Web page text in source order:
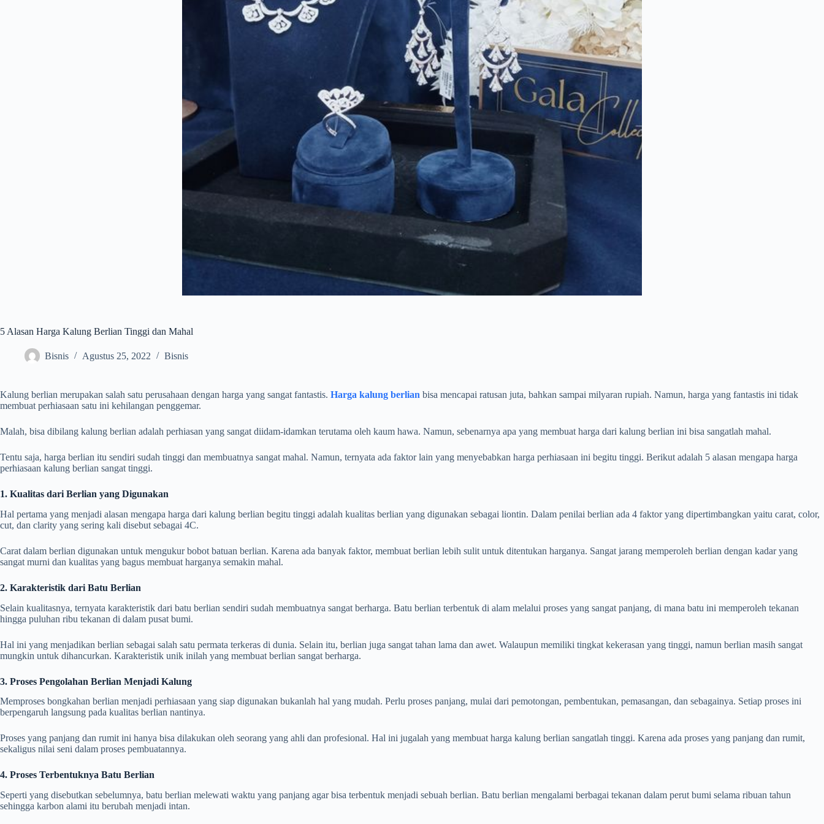
5 Alasan Harga Kalung Berlian Tinggi dan Mahal
Bisnis Agustus 25, 2022 Bisnis
Kalung berlian merupakan salah satu perusahaan dengan harga yang sangat fantastis. Harga kalung berlian bisa mencapai ratusan juta, bahkan sampai milyaran rupiah. Namun, harga yang fantastis ini tidak
membuat perhiasaan satu ini kehilangan penggemar.
Malah, bisa dibilang kalung berlian adalah perhiasan yang sangat diidam-idamkan terutama oleh kaum hawa. Namun, sebenarnya apa yang membuat harga dari kalung berlian ini bisa sangatlah mahal.
Tentu saja, harga berlian itu sendiri sudah tinggi dan membuatnya sangat mahal. Namun, ternyata ada faktor lain yang menyebabkan harga perhiasaan ini begitu tinggi. Berikut adalah 5 alasan mengapa harga
perhiasaan kalung berlian sangat tinggi.
1. Kualitas dari Berlian yang Digunakan
Hal pertama yang menjadi alasan mengapa harga dari kalung berlian begitu tinggi adalah kualitas berlian yang digunakan sebagai liontin. Dalam penilai berlian ada 4 faktor yang dipertimbangkan yaitu carat, color,
cut, dan clarity yang sering kali disebut sebagai 4C.
Carat dalam berlian digunakan untuk mengukur bobot batuan berlian. Karena ada banyak faktor, membuat berlian lebih sulit untuk ditentukan harganya. Sangat jarang memperoleh berlian dengan kadar yang
sangat murni dan kualitas yang bagus membuat harganya semakin mahal.
2. Karakteristik dari Batu Berlian
Selain kualitasnya, ternyata karakteristik dari batu berlian sendiri sudah membuatnya sangat berharga. Batu berlian terbentuk di alam melalui proses yang sangat panjang, di mana batu ini memperoleh tekanan
hingga puluhan ribu tekanan di dalam pusat bumi.
Hal ini yang menjadikan berlian sebagai salah satu permata terkeras di dunia. Selain itu, berlian juga sangat tahan lama dan awet. Walaupun memiliki tingkat kekerasan yang tinggi, namun berlian masih sangat
mungkin untuk dihancurkan. Karakteristik unik inilah yang membuat berlian sangat berharga.
3. Proses Pengolahan Berlian Menjadi Kalung
Memproses bongkahan berlian menjadi perhiasaan yang siap digunakan bukanlah hal yang mudah. Perlu proses panjang, mulai dari pemotongan, pembentukan, pemasangan, dan sebagainya. Setiap proses ini
berpengaruh langsung pada kualitas berlian nantinya.
Proses yang panjang dan rumit ini hanya bisa dilakukan oleh seorang yang ahli dan profesional. Hal ini jugalah yang membuat harga kalung berlian sangatlah tinggi. Karena ada proses yang panjang dan rumit,
sekaligus nilai seni dalam proses pembuatannya.
4. Proses Terbentuknya Batu Berlian
Seperti yang disebutkan sebelumnya, batu berlian melewati waktu yang panjang agar bisa terbentuk menjadi sebuah berlian. Batu berlian mengalami berbagai tekanan dalam perut bumi selama ribuan tahun
sehingga karbon alami itu berubah menjadi intan.